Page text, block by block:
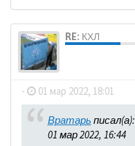
RE: КХЛ
- 01 мар 2022, 18:01
Вратарь писал(а):
01 мар 2022, 16:44